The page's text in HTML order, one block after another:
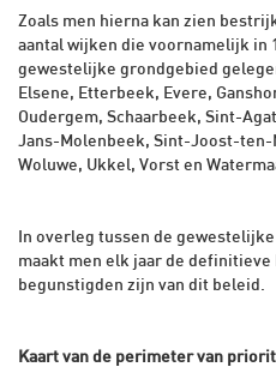
Zoals men hierna kan zien
aantal wijken die voornamelijk in
gewestelijke grondgebied
Elsene, Etterbeek, Evere,
Oudergem, Schaarbeek, Sint-
Jans-Molenbeek, Sint-Joost-
Woluwe, Ukkel, Vorst en
In overleg tussen de
maakt men elk jaar de definitieve
begunstigden zijn van dit beleid.
Kaart van de perimeter van